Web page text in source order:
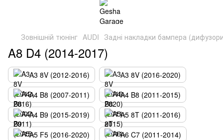
Зовнішній тюнінг AUDI Задні накладки бампера
A8 D4 (2014-2017)
A3 8V (2012-2016)
А3 8V (2016-2020)
A4 B8 (2007-2011)
A4 B8 (2011-2015)
A4 B9 (2015-2019)
A5 8T (2011-2016)
A5 F5 (2016-2020)
A6 C7 (2011-2014)